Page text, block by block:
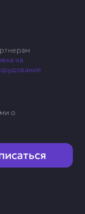
о
на